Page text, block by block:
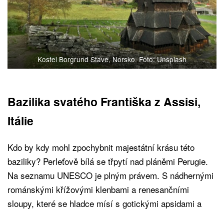
Kostel Borgrund Stave, Norsko. Foto: Unsplash
Bazilika svatého Františka z Assisi,
Itálie
Kdo by kdy mohl zpochybnit majestátní krásu této
baziliky? Perleťově bílá se třpytí nad pláněmi Perugie.
Na seznamu UNESCO je plným právem. S nádhernými
románskými křížovými klenbami a renesančními
sloupy, které se hladce mísí s gotickými apsidami a